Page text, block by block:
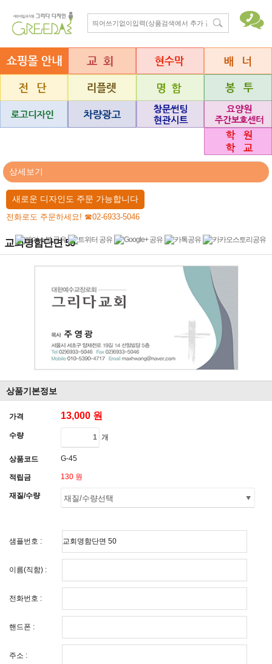
상세보기
새로운 디자인도 주문 가능합니다
전화로도 주문하세요! ☎02-6933-5046
교회명함단면 50
상품기본정보
가격 13,000 원
수량 개
상품코드 G-45
적립금 130 원
재질/수량
샘플번호 :
이름(직함) :
전화번호 :
핸드폰 :
주소 :